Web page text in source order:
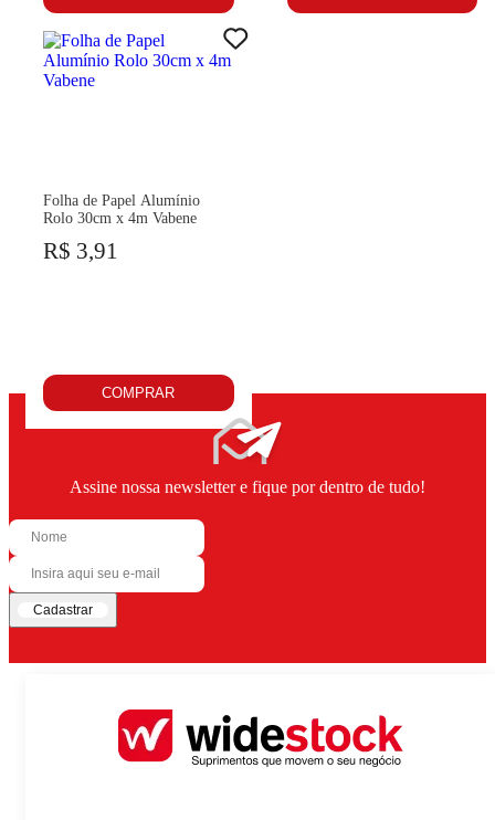
Folha de Papel Alumínio
Rolo 30cm x 4m Vabene
R$ 3,91
COMPRAR
Assine nossa newsletter e fique por dentro de tudo!
Cadastrar